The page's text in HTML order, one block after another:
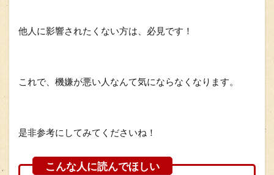
他人に影響されたくない方は、必見です！
これで、機嫌が悪い人なんて気にならなくなります。
是非参考にしてみてくださいね！